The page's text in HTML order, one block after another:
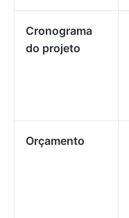
Cronograma
do projeto
Orçamento